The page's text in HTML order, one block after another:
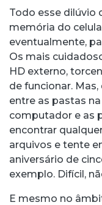
Todo esse dilúvio
memória do
eventualmente,
Os mais
HD externo,
de funcionar.
entre as pastas
computador e as
encontrar
arquivos e tente
aniversário de
exemplo. Difícil,
E mesmo no